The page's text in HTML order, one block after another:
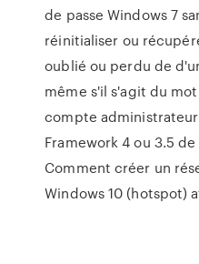
de passe Windows 7
réinitialiser ou
oublié ou perdu de
même s'il s'agit du
compte administrateur
Framework 4 ou 3.5 de
Comment créer un
Windows 10 (hotspot)